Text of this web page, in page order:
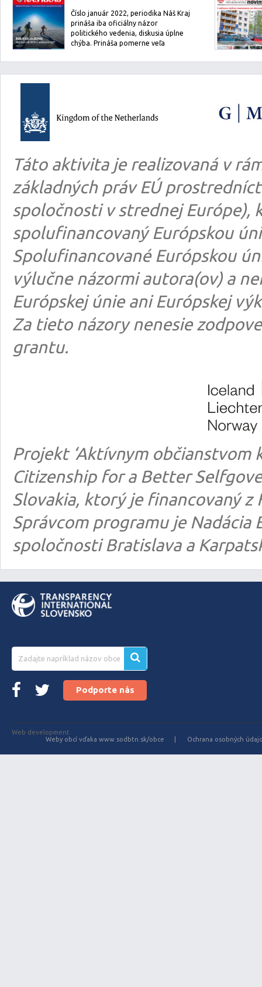
Číslo január 2022, periodika Náš Kraj
prináša iba oficiálny názor
politického vedenia, diskusia úplne
chýba. Prináša pomerne veľa
Táto aktivita je realizovaná v
základných práv EÚ
spoločnosti v strednej Európe),
spolufinancovaný Európskou
Spolufinancované Európskou
výlučne názormi autora(ov) a
Európskej únie ani Európskej
Za tieto názory nenesie
grantu.
Projekt ‘Aktívnym občianstvom
Citizenship for a Better
Slovakia, ktorý je financovaný z
Správcom programu je
spoločnosti Bratislava a
Podporte nás
Web development
Weby obcí vďaka www.sodbtn.sk/obce
Ochrana osobných